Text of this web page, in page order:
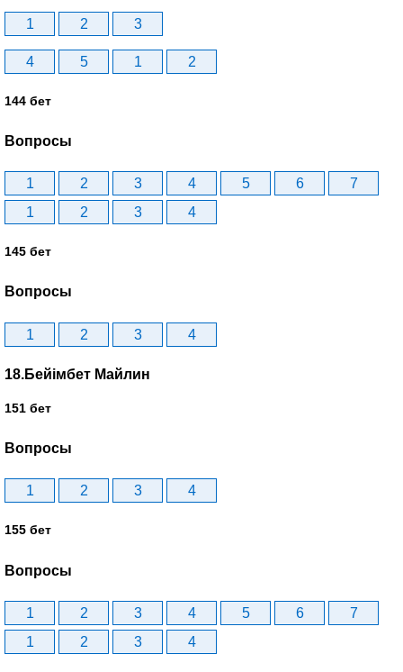
1 2 3
4 5 1 2
144 бет
Вопросы
1 2 3 4 5 6
7
1
2 3 4
145 бет
Вопросы
1 2 3 4
18.Бейімбет Майлин
151 бет
Вопросы
1 2 3 4
155 бет
Вопросы
1 2 3 4 5 6
7
1
2 3 4